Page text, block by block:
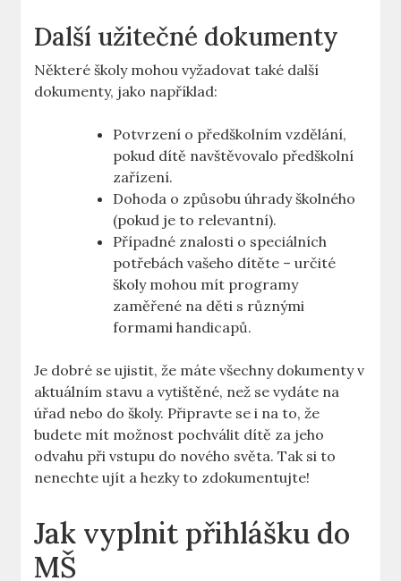
Další užitečné dokumenty
Některé⁢ školy mohou ⁤vyžadovat také další
⁣dokumenty, jako například:
Potvrzení o předškolním vzdělání,
pokud dítě navštěvovalo ⁤předškolní
zařízení.
Dohoda o způsobu úhrady školného
(pokud‌ je to‍ relevantní).
Případné znalosti o speciálních
potřebách vašeho dítěte – určité⁣
školy mohou mít programy
zaměřené na děti s různými
formami handicapů.
Je ⁤dobré se ujistit, že máte všechny dokumenty v
aktuálním stavu a vytištěné, než se vydáte na
⁤úřad nebo do školy. Připravte se i‌ na to, že
budete mít možnost pochválit dítě za jeho
odvahu při vstupu do nového světa. ⁢Tak ‌si to
nenechte⁢ ujít a hezky to ⁤zdokumentujte!
Jak vyplnit přihlášku do
MŠ